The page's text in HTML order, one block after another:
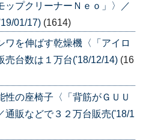
ップクリーナーＮｅｏ」〉／
01/17) (1614)
を伸ばす乾燥機〈「アイロ
売台数は１万台('18/12/14) (16
の座椅子〈「背筋がＧＵＵ
通販などで３２万台販売('18/1